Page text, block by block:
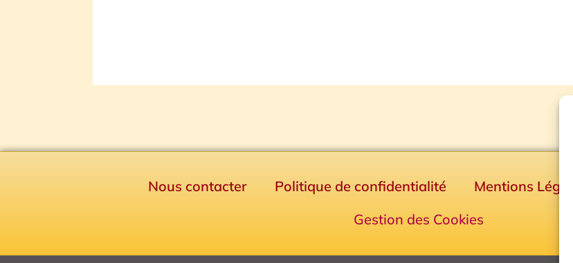
Nous contacter Politique de confidentialité Mentions
Gestion des Cookies